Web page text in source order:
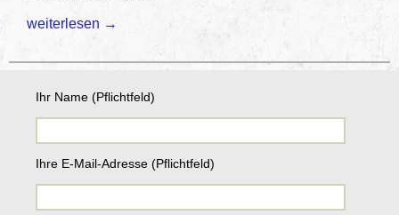
Schwierige Situationen meistern mit ZOOM-OUT-
weiterlesen →
Ihr Name (Pflichtfeld)
Ihre E-Mail-Adresse (Pflichtfeld)